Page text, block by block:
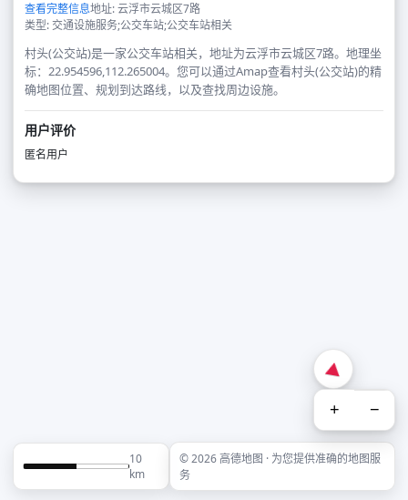
查看完整信息地址: 云浮市云城区7路
类型: 交通设施服务;公交车站;公交车站相关
村头(公交站)是一家公交车站相关，地址为云浮市云城区7路。地理坐
标：22.954596,112.265004。您可以通过Amap查看村头(公交站)的精
确地图位置、规划到达路线，以及查找周边设施。
用户评价
匿名用户
+ −
10
km
© 2026 高德地图 · 为您提供准确的地图服
务